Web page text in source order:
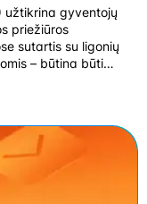
užtikrina gyventojų
priežiūros
sutartis su ligonių
– būtina būti